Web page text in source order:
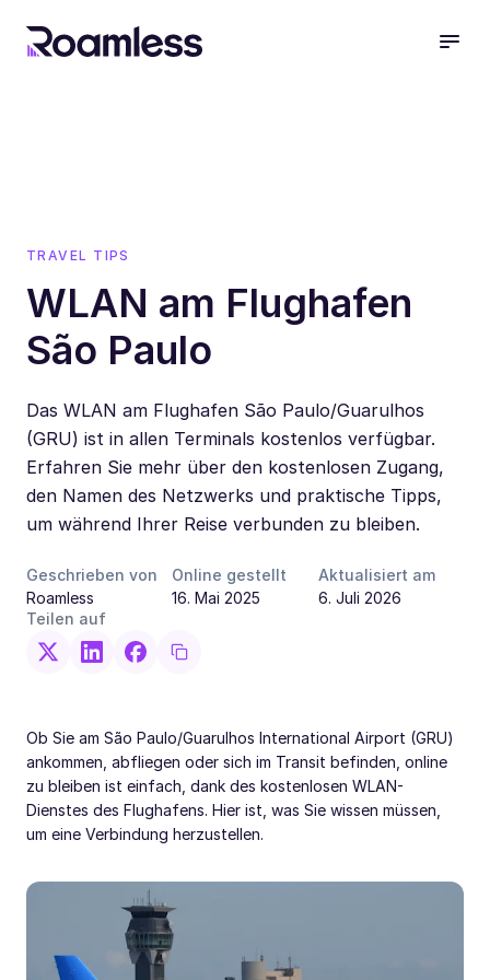
TRAVEL TIPS
WLAN am Flughafen
São Paulo
Das WLAN am Flughafen São Paulo/Guarulhos
(GRU) ist in allen Terminals kostenlos verfügbar.
Erfahren Sie mehr über den kostenlosen Zugang,
den Namen des Netzwerks und praktische Tipps,
um während Ihrer Reise verbunden zu bleiben.
Geschrieben von
Roamless
Online gestellt
16. Mai 2025
Aktualisiert am
6. Juli 2026
Teilen auf
Ob Sie am São Paulo/Guarulhos International Airport (GRU)
ankommen, abfliegen oder sich im Transit befinden, online
zu bleiben ist einfach, dank des kostenlosen WLAN-
Dienstes des Flughafens. Hier ist, was Sie wissen müssen,
um eine Verbindung herzustellen.